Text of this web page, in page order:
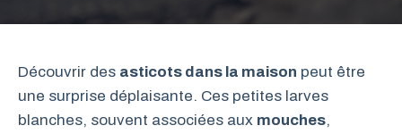
Découvrir des asticots dans la maison peut être
une surprise déplaisante. Ces petites larves
blanches, souvent associées aux mouches,